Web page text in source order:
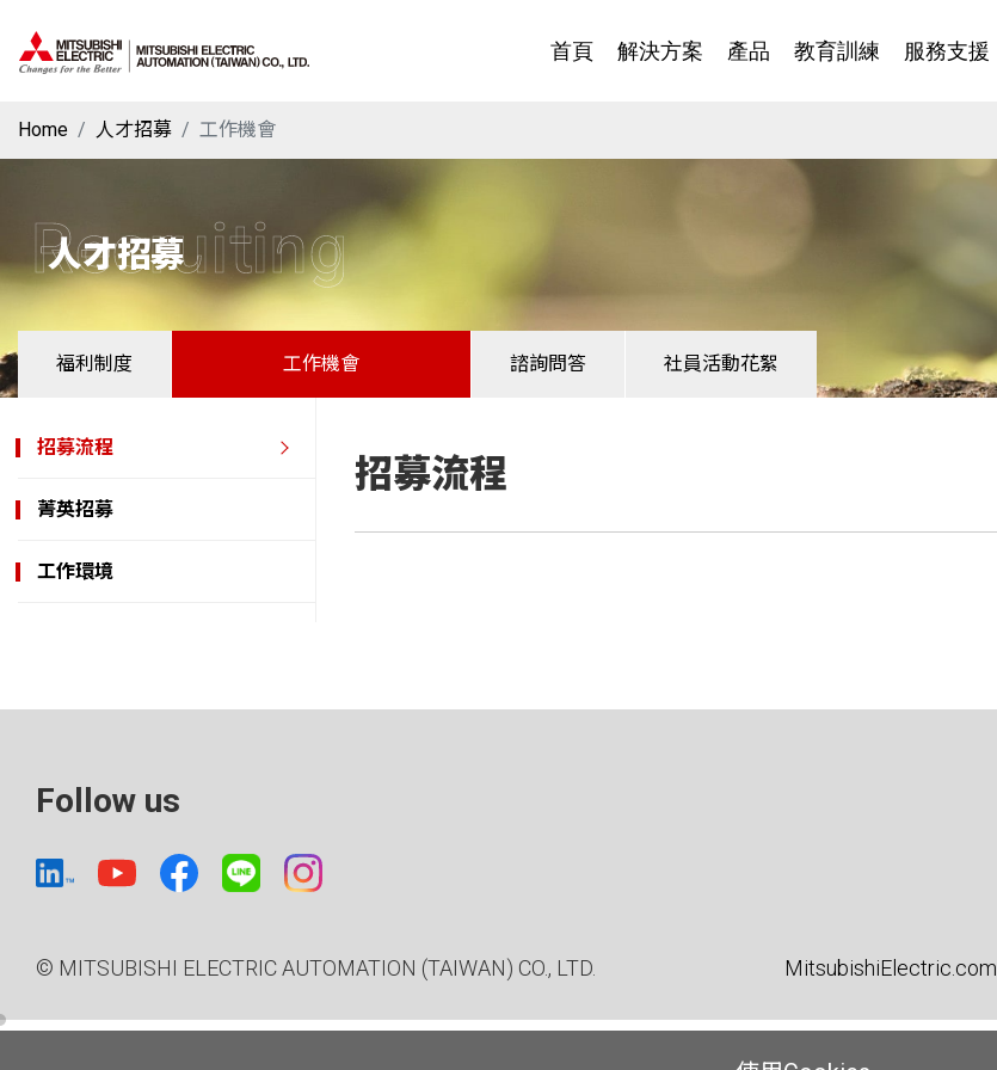
首頁 解決方案 產品 教育訓練 服務支援
Home 人才招募 工作機會
人才招募
Recruiting
福利制度 工作機會 諮詢問答 社員活動花絮
招募流程
菁英招募
工作環境
招募流程
Follow us
MitsubishiElectric.com
© MITSUBISHI ELECTRIC AUTOMATION (TAIWAN) CO., LTD.